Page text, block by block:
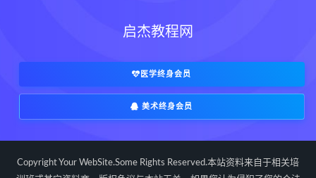
启杰教程网
医学终身会员
美术终身会员
Copyright Your WebSite.Some Rights Reserved.本站资料来自于相关培